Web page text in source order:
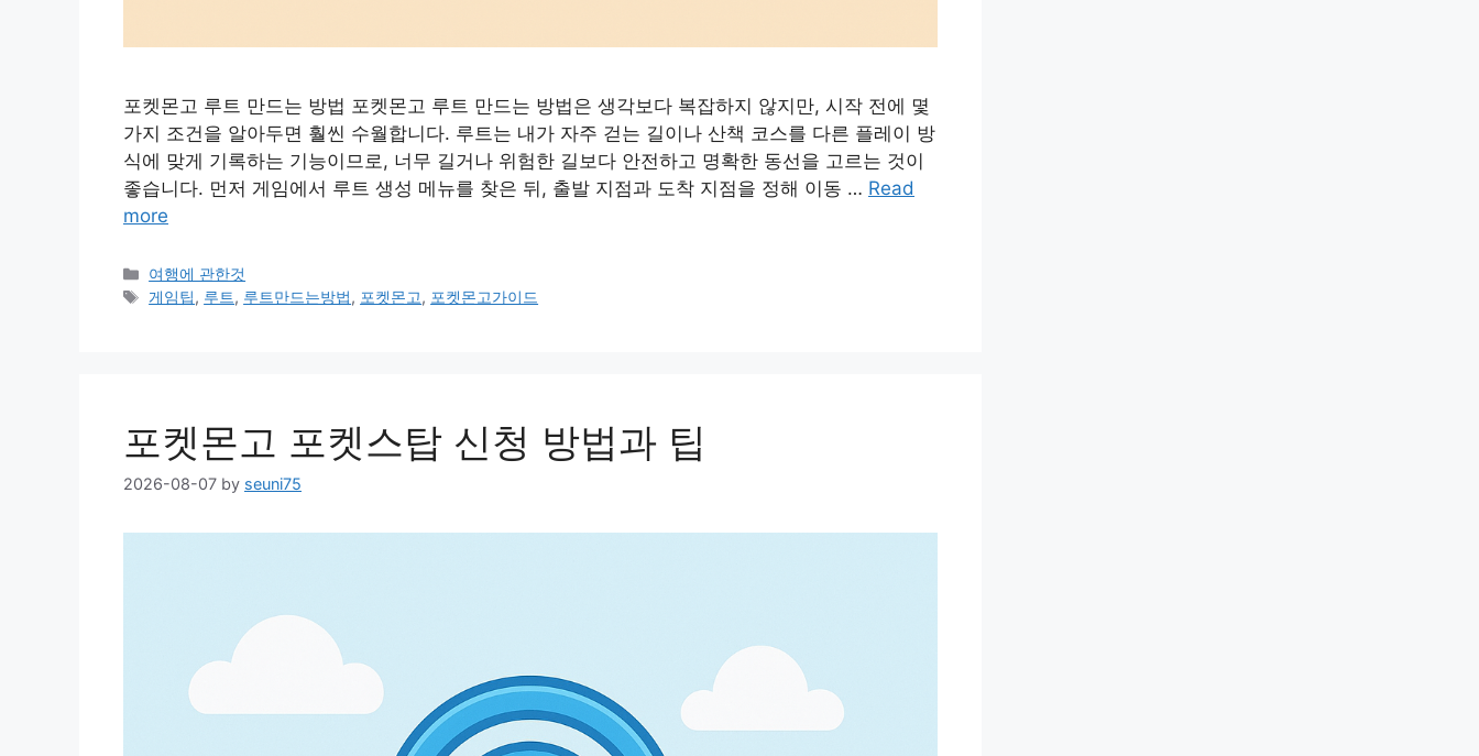
포켓몬고 루트 만드는 방법 포켓몬고 루트 만드는 방법은 생각보다 복잡하지 않지만, 시작 전에 몇
가지 조건을 알아두면 훨씬 수월합니다. 루트는 내가 자주 걷는 길이나 산책 코스를 다른 플레이 방
식에 맞게 기록하는 기능이므로, 너무 길거나 위험한 길보다 안전하고 명확한 동선을 고르는 것이
좋습니다. 먼저 게임에서 루트 생성 메뉴를 찾은 뒤, 출발 지점과 도착 지점을 정해 이동 … Read
more
Categories
여행에 관한것
Tags
게임팁, 루트, 루트만드는방법, 포켓몬고, 포켓몬고가이드
포켓몬고 포켓스탑 신청 방법과 팁
2026-08-07 by seuni75